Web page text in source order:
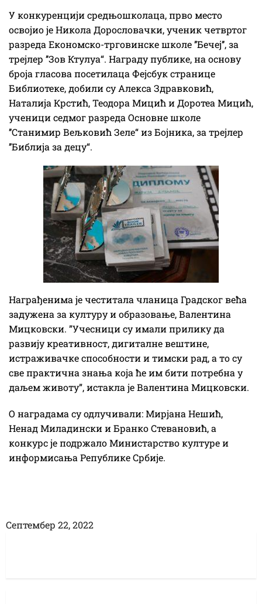
У конкуренцији средњошколаца, прво место
освојио је Никола Дорословачки, ученик четвртог
разреда Економско-трговинске школе ’’Бечеј’’, за
трејлер ’’Зов Ктулуа“. Награду публике, на основу
броја гласова посетилаца Фејсбук странице
Библиотеке, добили су Алекса Здравковић,
Наталија Крстић, Теодора Мицић и Доротеа Мицић,
ученици седмог разреда Основне школе
’’Станимир Вељковић Зеле“ из Бојника, за трејлер
’’Библија за децу“.
Награђенима је честитала чланица Градског већа
задужена за културу и образовање, Валентина
Мицковски. ”Учесници су имали прилику да
развију креативност, дигиталне вештине,
истраживачке способности и тимски рад, а то су
све практична знања која ће им бити потребна у
даљем животу”, истакла је Валентина Мицковски.
О наградама су одлучивали: Мирјана Нешић,
Ненад Миладински и Бранко Стевановић, а
конкурс је подржало Министарство културе и
информисања Републике Србије.
Септембер 22, 2022